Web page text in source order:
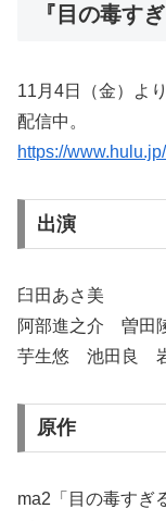
『目の毒す
11月4日（金）よ
配信中。
https://
出演
臼田あさ美
阿部進之介 曽田
芋生悠 池田良
原作
ma2「目の毒すぎ